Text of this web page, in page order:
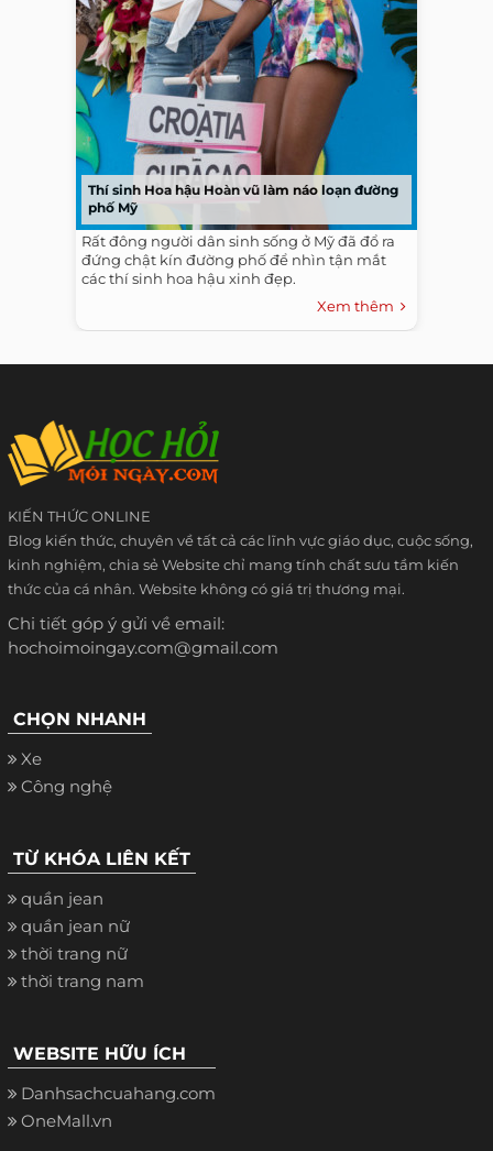
Thí sinh Hoa hậu Hoàn vũ làm náo loạn đường
phố Mỹ
Rất đông người dân sinh sống ở Mỹ đã đổ ra
đứng chật kín đường phố để nhìn tận mắt
các thí sinh hoa hậu xinh đẹp.
Xem thêm
KIẾN THỨC ONLINE
Blog kiến thức, chuyên về tất cả các lĩnh vực giáo dục, cuộc sống,
kinh nghiệm, chia sẻ Website chỉ mang tính chất sưu tầm kiến
thức của cá nhân. Website không có giá trị thương mại.
Chi tiết góp ý gửi về email:
hochoimoingay.com@gmail.com
CHỌN NHANH
Xe
Công nghệ
TỪ KHÓA LIÊN KẾT
quần jean
quần jean nữ
thời trang nữ
thời trang nam
WEBSITE HỮU ÍCH
Danhsachcuahang.com
OneMall.vn